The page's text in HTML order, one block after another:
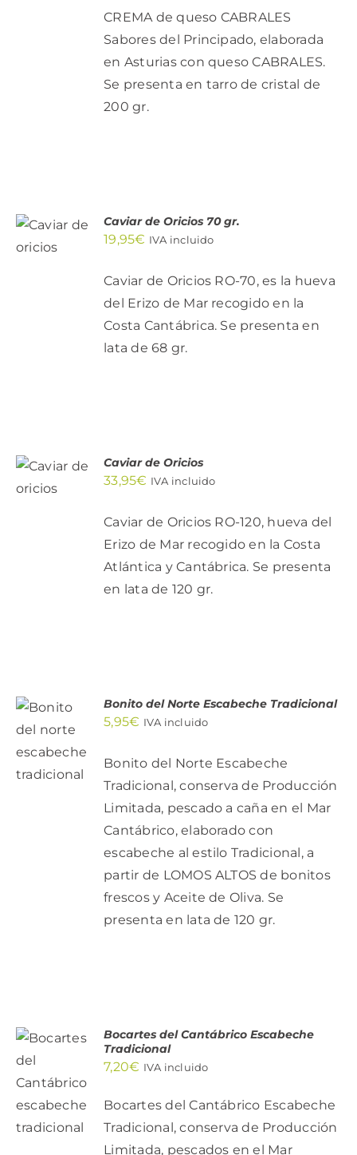
CREMA de queso CABRALES
Sabores del Principado, elaborada
en Asturias con queso CABRALES.
Se presenta en tarro de cristal de
200 gr.
AL
Caviar de Oricios 70 gr.
19,95€ IVA incluido
Caviar de Oricios RO-70, es la hueva
del Erizo de Mar recogido en la
Costa Cantábrica. Se presenta en
lata de 68 gr.
AL
Caviar de Oricios
33,95€ IVA incluido
Caviar de Oricios RO-120, hueva del
Erizo de Mar recogido en la Costa
Atlántica y Cantábrica. Se presenta
en lata de 120 gr.
AÑADIR
AL
CARRITO
DETALLES
Bonito del Norte Escabeche Tradicional
5,95€ IVA incluido
Bonito del Norte Escabeche
Tradicional, conserva de Producción
Limitada, pescado a caña en el Mar
Cantábrico, elaborado con
escabeche al estilo Tradicional, a
partir de LOMOS ALTOS de bonitos
frescos y Aceite de Oliva. Se
presenta en lata de 120 gr.
CARRITO
/
Bocartes del Cantábrico Escabeche
Tradicional
7,20€ IVA incluido
Bocartes del Cantábrico Escabeche
Tradicional, conserva de Producción
Limitada, pescados en el Mar